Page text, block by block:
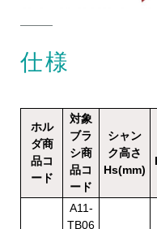
仕様
ホル
ダ商
品コ
ード
対象
ブラ
シ商
品コ
ード
シャン
ク高さ
Hs(mm)
A11-
TB06